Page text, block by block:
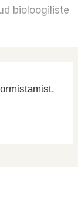
bioloogiliste